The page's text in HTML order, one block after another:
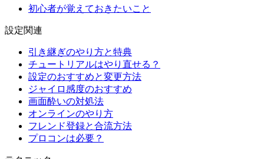
初心者が覚えておきたいこと
設定関連
引き継ぎのやり方と特典
チュートリアルはやり直せる？
設定のおすすめと変更方法
ジャイロ感度のおすすめ
画面酔いの対処法
オンラインのやり方
フレンド登録と合流方法
プロコンは必要？